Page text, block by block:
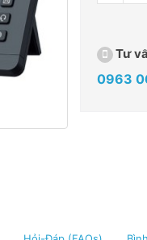
Tư
0963